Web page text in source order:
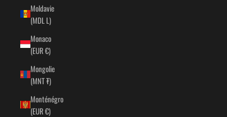
Moldavie
(MDL L)
Monaco
(EUR €)
Mongolie
(MNT ₮)
Monténégro
(EUR €)